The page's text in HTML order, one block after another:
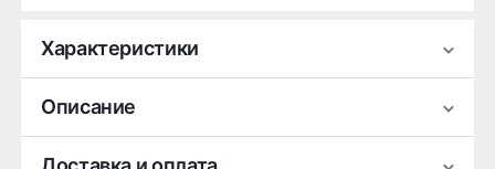
Характеристики
Производитель
Ширина
7.5
Диаметр
19
Описание
Легковой литой колёсный диск RST R099